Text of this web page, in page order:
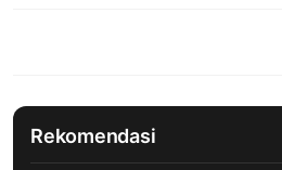
Rekomendasi